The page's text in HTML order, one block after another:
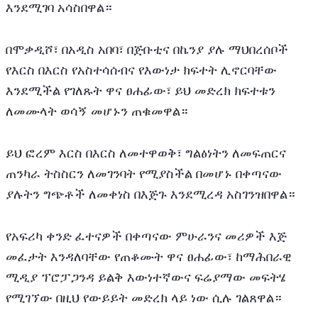
እንደሚገባ አሳስበዋል።
በሞቃዲሾ፣ በአዲስ አበባ፣ በጅቡቲና በኬንያ ያሉ ማህበረሰቦች
የእርስ በእርስ የአስተሳሰብና የእውነታ ክፍተት ሊኖርባቸው
እንደሚችል የገለጹት ዋና ፀሐፊው፣ ይህ መድረክ ክፍተቱን
ለመሙላት ወሳኝ መሆኑን ጠቁመዋል።
ይህ ፎረም እርስ በእርስ ለመተዋወቅ፣ ግልፅነትን ለመፍጠርና
ጠንካራ ትስስርን ለመገንባት የሚያስችል በመሆኑ በቀጣናው
ያሉትን ግጭቶች ለመቀነስ በእጅጉ እንደሚረዳ አስገንዝበዋል።
የአፍሪካ ቀንድ ፈተናዎች በቀጣናው ምሁራንና መሪዎች እጅ
መፈታት እንዳለባቸው የጠቆሙት ዋና ፀሐፊው፣ ከማሕበራዊ
ሚዲያ ፕሮፓጋንዳ ይልቅ እውነተኛውና ፍሬያማው መፍትሄ
የሚገኘው በዚህ የውይይት መድረክ ላይ ነው ሲሉ ገልጸዋል።